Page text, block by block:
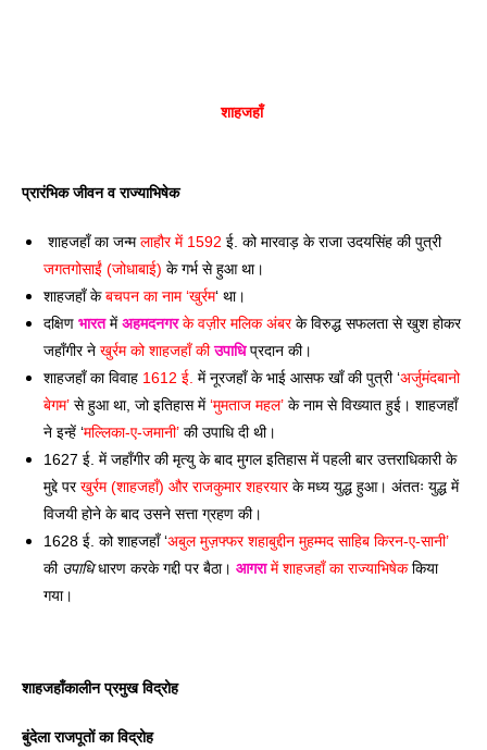
शाहजहाँ
प्रारंभिक जीवन व राज्याभिषेक
शाहजहाँ का जन्म लाहौर में 1592
ई. को मारवाड़ के राजा उदयसिंह की पुत्री
जगतगोसाईं (जोधाबाई) के गर्भ से हुआ था।
शाहजहाँ के बचपन का नाम ‘खुर्रम‘ था।
दक्षिण भारत में अहमदनगर के वज़ीर मलिक अंबर के विरुद्ध सफलता से खुश होकर
जहाँगीर ने खुर्रम को शाहजहाँ की उपाधि प्रदान की।
शाहजहाँ का विवाह 1612 ई. में नूरजहाँ के भाई आसफ खाँ की पुत्री ‘अर्जुमंदबानो
बेगम’ से हुआ था, जो इतिहास में ‘मुमताज महल’ के नाम से विख्यात हुई। शाहजहाँ
ने इन्हें ‘मल्लिका-ए-जमानी’ की उपाधि दी थी।
1627 ई. में जहाँगीर की मृत्यु के बाद मुगल इतिहास में पहली बार उत्तराधिकारी के
मुद्दे पर खुर्रम (शाहजहाँ) और राजकुमार शहरयार के मध्य युद्ध हुआ। अंततः युद्ध में
विजयी होने के बाद उसने सत्ता ग्रहण की।
1628 ई. को शाहजहाँ ‘
की उपाधि धारण करके गद्दी पर बैठा। आगरा में शाहजहाँ का राज्याभिषेक किया
गया।
शाहजहाँकालीन प्रमुख विद्रोह
बुंदेला राजपूतों का विद्रोह